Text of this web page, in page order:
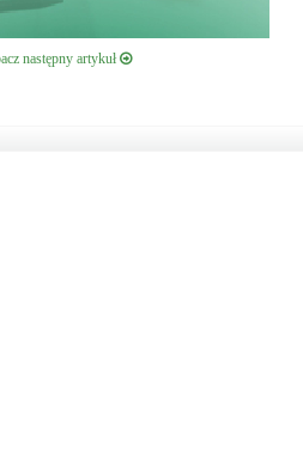
następny artykuł